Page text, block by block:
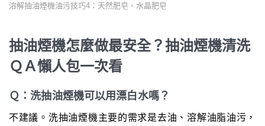
溶解抽油煙機油污技巧4：天然肥皂、水晶肥皂
抽油煙機怎麼做最安全？抽油煙機清洗
ＱＡ懶人包一次看
Ｑ：洗抽油煙機可以用漂白水嗎？
不建議。洗抽油煙機主要的需求是去油、溶解油脂油污，